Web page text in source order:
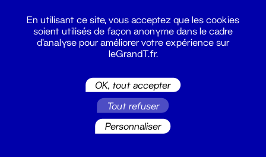
En utilisant ce site, vous acceptez que les cookies
soient utilisés de façon anonyme dans le cadre
d'analyse pour améliorer votre expérience sur
leGrandT.fr.
OK, tout accepter
Tout refuser
Personnaliser